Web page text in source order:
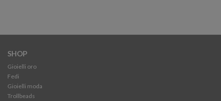
SHOP
Gioielli oro
Fedi
Gioielli moda
Trollbeads